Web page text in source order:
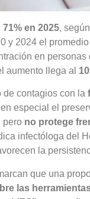
en 2025,
y 2024 el
en personas
aumento llega al
de contagios con la
en especial el
pero no protege
infectóloga del
la
que una
las